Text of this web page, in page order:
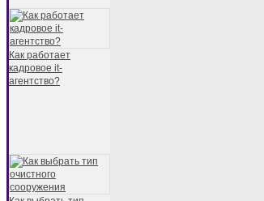
Как работает
кадровое it-
агентство?